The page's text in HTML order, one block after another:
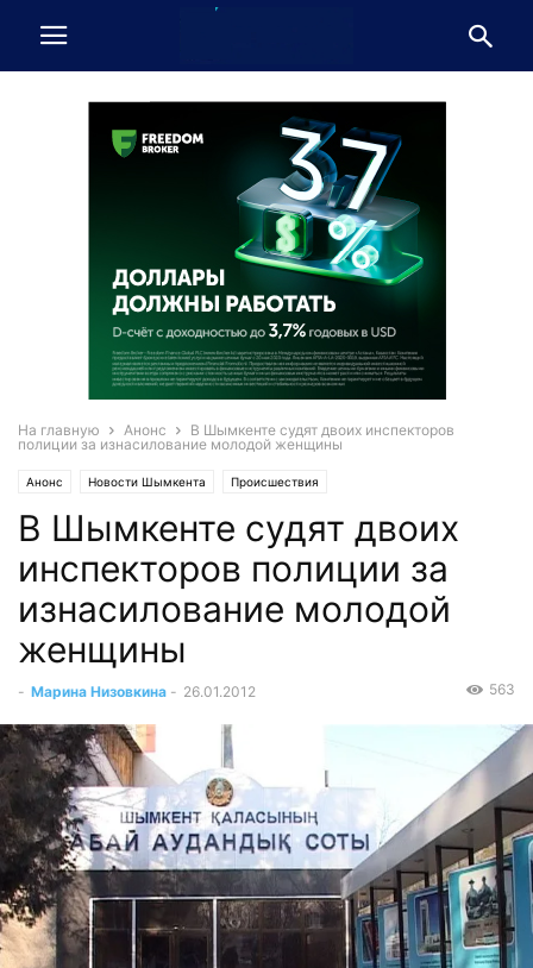
На главную Анонс
В Шымкенте судят двоих инспекторов
полиции за изнасилование молодой женщины
Анонс Новости Шымкента Происшествия
В Шымкенте судят двоих
инспекторов полиции за
изнасилование молодой
женщины
- Марина Низовкина - 26.01.2012 563